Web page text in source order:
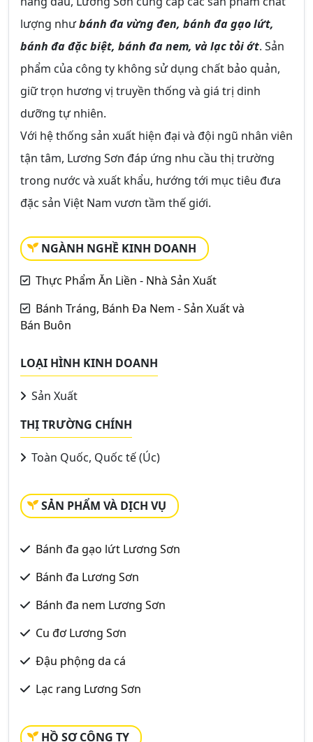
lượng nhưbánh đa vừng đen, bánh đa gạo lứt,
bánh đa đặc biệt, bánh đa nem, và lạc tỏi ớt. Sản
phẩm của công ty không sử dụng chất bảo quản,
giữ trọn hương vị truyền thống và giá trị dinh
dưỡng tự nhiên.
Với hệ thống sản xuất hiện đại và đội ngũ nhân viên
tận tâm, Lương Sơn đáp ứng nhu cầu thị trường
trong nước và xuất khẩu, hướng tới mục tiêu đưa
đặc sản Việt Nam vươn tầm thế giới.
NGÀNH NGHỀ KINH DOANH
Thực Phẩm Ăn Liền - Nhà Sản Xuất
Bánh Tráng, Bánh Đa Nem - Sản Xuất và
Bán Buôn
LOẠI HÌNH KINH DOANH
Sản Xuất
THỊ TRƯỜNG CHÍNH
Toàn Quốc, Quốc tế (Úc)
SẢN PHẨM VÀ DỊCH VỤ
Bánh đa gạo lứt Lương Sơn
Bánh đa Lương Sơn
Bánh đa nem Lương Sơn
Cu đơ Lương Sơn
Đậu phộng da cá
Lạc rang Lương Sơn
HỒ SƠ CÔNG TY